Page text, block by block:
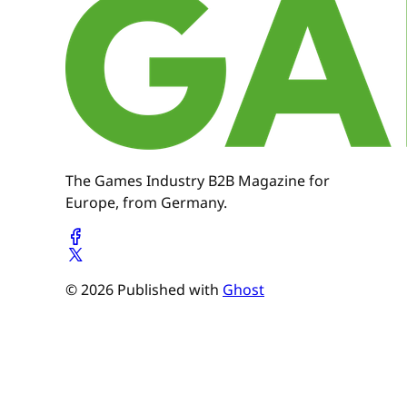
The Games Industry B2B Magazine for
Europe, from Germany.
© 2026 Published with Ghost